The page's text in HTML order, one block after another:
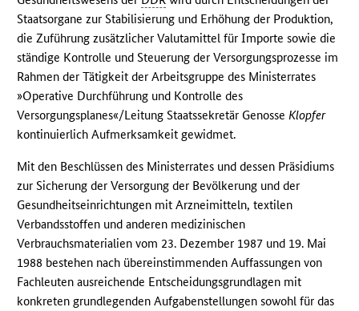
Staatsorgane zur Stabilisierung und Erhöhung der Produktion,
die Zuführung zusätzlicher Valutamittel für Importe sowie die
ständige Kontrolle und Steuerung der Versorgungsprozesse im
Rahmen der Tätigkeit der Arbeitsgruppe des Ministerrates
»Operative Durchführung und Kontrolle des
Versorgungsplanes«/Leitung Staatssekretär GenosseKlopfer
kontinuierlich Aufmerksamkeit gewidmet.
Mit den Beschlüssen des Ministerrates und dessen Präsidiums
zur Sicherung der Versorgung der Bevölkerung und der
Gesundheitseinrichtungen mit Arzneimitteln, textilen
Verbandsstoffen und anderen medizinischen
Verbrauchsmaterialien vom 23. Dezember 1987 und 19. Mai
1988 bestehen nach übereinstimmenden Auffassungen von
Fachleuten ausreichende Entscheidungsgrundlagen mit
konkreten grundlegenden Aufgabenstellungen sowohl für das